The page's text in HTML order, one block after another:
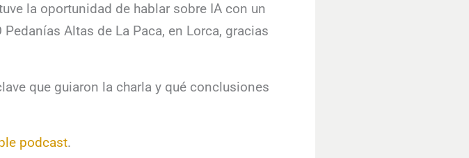
la oportunidad de hablar sobre IA con un
Altas de La Paca, en Lorca, gracias
que guiaron la charla y qué conclusiones
podcast.